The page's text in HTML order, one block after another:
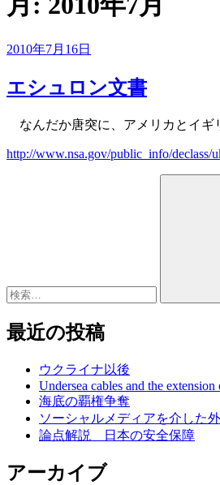
投
日:
2010年7月16日
エシュロン文書
なんだか唐突に、アメリカとイギ
http://www.nsa.gov/public_info/declass/
最近の投稿
ウクライナ以後
Undersea cables and the
海底の覇権争奪
ソーシャルメディアを介した
論点解説 日本の安全保障
アーカイブ